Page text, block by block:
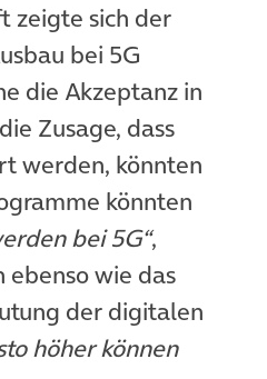
zeigte sich der
bei 5G
die Akzeptanz in
Zusage, dass
werden, könnten
könnten
bei 5G“,
wie das
der digitalen
höher können